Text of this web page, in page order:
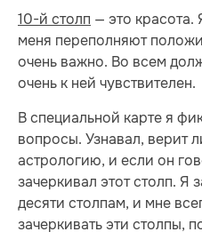
10-й столп — это
меня переполняют
очень важно. Во всем
очень к ней чувствителен.
В специальной карте я
вопросы. Узнавал, верит
астрологию, и если он
зачеркивал этот столп. Я
десяти столпам, и мне
зачеркивать эти столпы,